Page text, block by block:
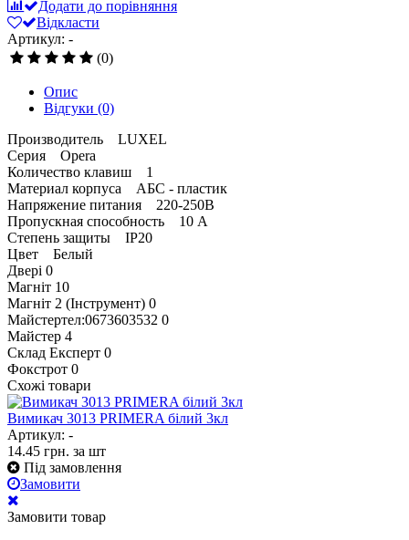
Додати до порівняння
Відкласти
Артикул: -
(0)
Опис
Відгуки (0)
Производитель LUXEL
Серия Opera
Количество клавиш 1
Материал корпуса АБС - пластик
Напряжение питания 220-250В
Пропускная способность 10 А
Степень защиты IP20
Цвет Белый
Двері 0
Магніт 10
Магніт 2 (Інструмент) 0
Майстертел:0673603532 0
Майстер 4
Склад Експерт 0
Фокстрот 0
Схожі товари
Вимикач 3013 PRIMERA білий 3кл
Артикул: -
14.45 грн. за шт
Під замовлення
Замовити
Замовити товар